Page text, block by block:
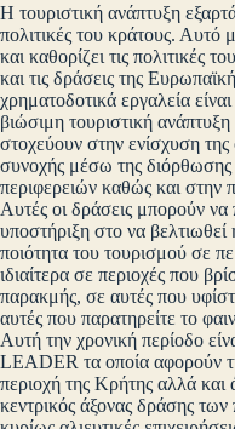
Η τουριστική ανάπτυξη
πολιτικές του κράτους. Αυτό
και καθορίζει τις πολιτικές
και τις δράσεις της
χρηματοδοτικά εργαλεία
βιώσιμη τουριστική
στοχεύουν στην ενίσχυση της
συνοχής μέσω της
περιφερειών καθώς και στην
Αυτές οι δράσεις μπορούν
υποστήριξη στο να βελτιωθεί
ποιότητα του τουρισμού σε
ιδιαίτερα σε περιοχές που
παρακμής, σε αυτές που
αυτές που παρατηρείτε το
Αυτή την χρονική περίοδο
LEADER τα οποία αφορούν
περιοχή της Κρήτης αλλά και
κεντρικός άξονας δράσης